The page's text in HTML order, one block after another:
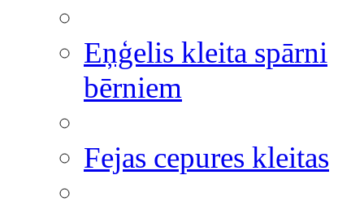
Eņģelis kleita spārni
bērniem
Fejas cepures kleitas